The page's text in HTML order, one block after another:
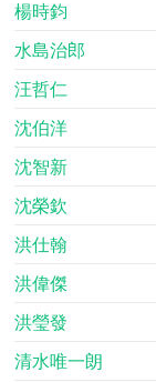
楊時鈞
水島治郎
汪哲仁
沈伯洋
沈智新
沈榮欽
洪仕翰
洪偉傑
洪瑩發
清水唯一朗